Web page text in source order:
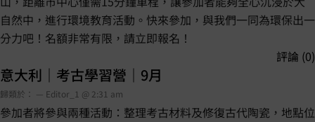
自然中，進行環境教育活動。快來參加，與我們一同為環保出一
分力吧！名額非常有限，請立即報名！
評論 (0)
意大利｜考古學習營｜9月
歸類於： — Editor_1 @ 2:31 am
參加者將參與兩種活動：整理考古材料及修復古代陶瓷，地點位